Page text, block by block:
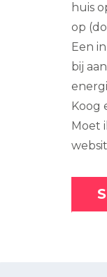
huis
op
Een
bij
Koog
Moet